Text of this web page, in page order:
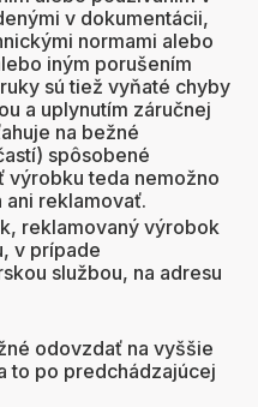
v dokumentácii,
normami alebo
iným porušením
sú tiež vyňaté chyby
a uplynutím záručnej
na bežné
spôsobené
výrobku teda nemožno
ani reklamovať.
reklamovaný výrobok
v prípade
službou, na adresu
odovzdať na vyššie
to po predchádzajúcej